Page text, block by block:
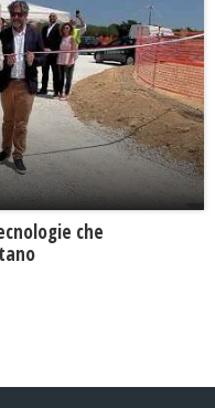
che